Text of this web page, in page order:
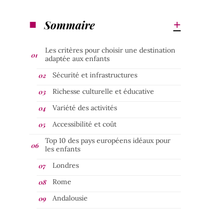
Sommaire
Les critères pour choisir une destination
adaptée aux enfants
Sécurité et infrastructures
Richesse culturelle et éducative
Variété des activités
Accessibilité et coût
Top 10 des pays européens idéaux pour
les enfants
Londres
Rome
Andalousie